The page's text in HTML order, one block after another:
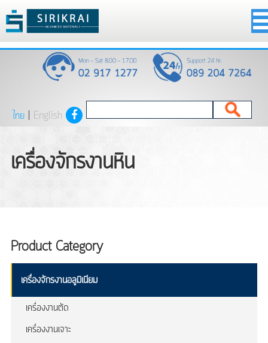
ไทย English
เครื่องจักรงานหิน
Product Category
เครื่องจักรงานอลูมิเนียม
เครื่องงานตัด
เครื่องงานเจาะ